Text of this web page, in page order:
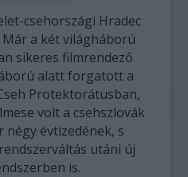
csehországi Hradec
a két világháború
sikeres filmrendező
alatt forgatott a
Protektorátusban,
volt a csehszlovák
évtizedének, s
utáni új
is.